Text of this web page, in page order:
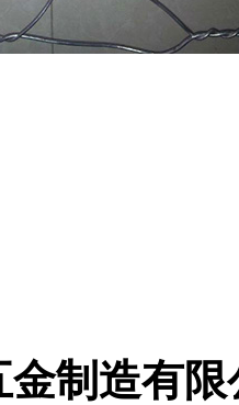
制造有限